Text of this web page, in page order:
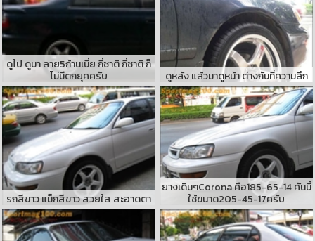
ดูไป ดูมา ลาย5ก้านเนี่ย กี่ชาติ กี่ชาติ ก็
ไม่มีตกยุคครับ
ดูหลัง แล้วมาดูหน้า ต่างกันที่ความลึก
รถสีขาว แม็กสีขาว สวยใส สะอาดตา
ยางเดิมๆCorona คือ185-65-14 คันนี้
ใช้ขนาด205-45-17ครับ